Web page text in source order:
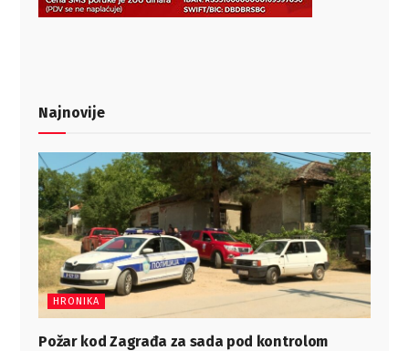
Najnovije
HRONIKA
Požar kod Zagrađa za sada pod kontrolom